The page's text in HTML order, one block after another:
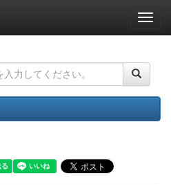
ナ
ビ
ー
ョ
ン